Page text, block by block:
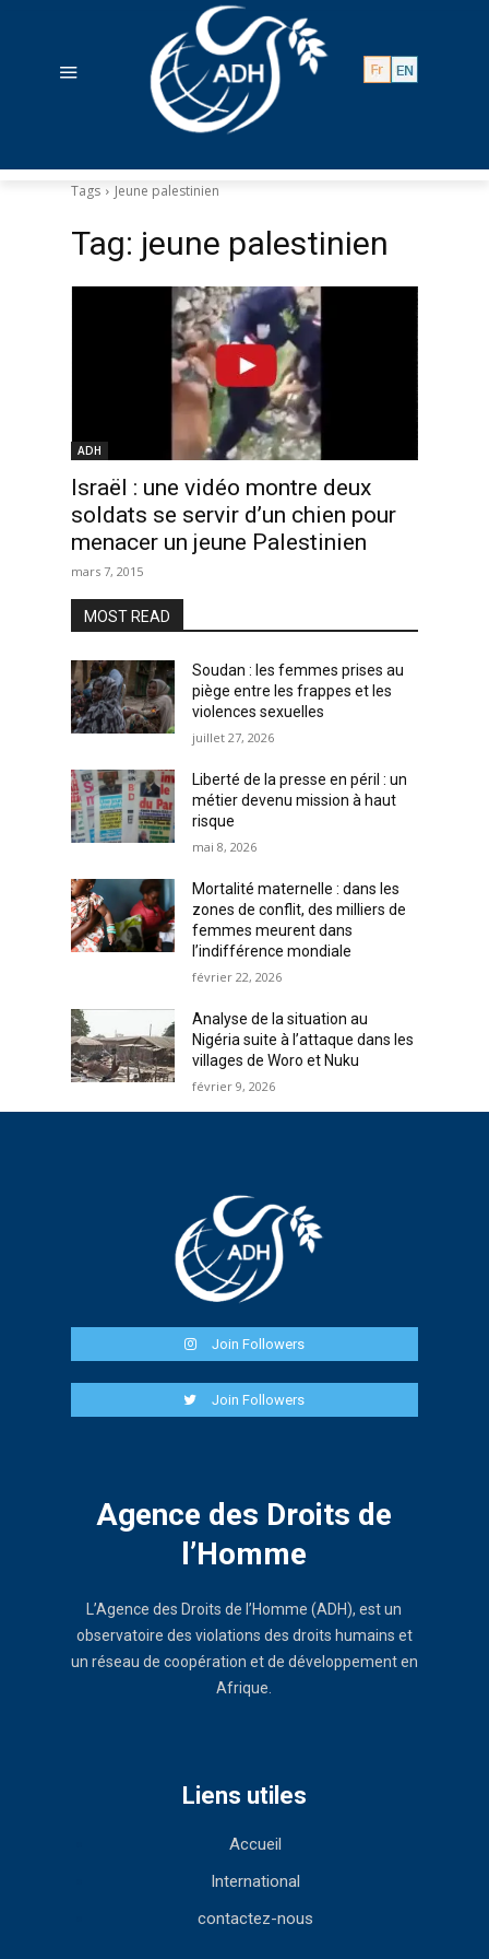
Tags Jeune palestinien
Tag: jeune palestinien
ADH
Israël : une vidéo montre deux
soldats se servir d’un chien pour
menacer un jeune Palestinien
mars 7, 2015
MOST READ
Soudan : les femmes prises au
piège entre les frappes et les
violences sexuelles
juillet 27, 2026
Liberté de la presse en péril : un
métier devenu mission à haut
risque
mai 8, 2026
Mortalité maternelle : dans les
zones de conflit, des milliers de
femmes meurent dans
l’indifférence mondiale
février 22, 2026
Analyse de la situation au
Nigéria suite à l’attaque dans les
villages de Woro et Nuku
février 9, 2026
Join Followers
Join Followers
Agence des Droits de
l’Homme
L’Agence des Droits de l’Homme (ADH), est un
observatoire des violations des droits humains et
un réseau de coopération et de développement en
Afrique.
Liens utiles
Accueil
International
contactez-nous